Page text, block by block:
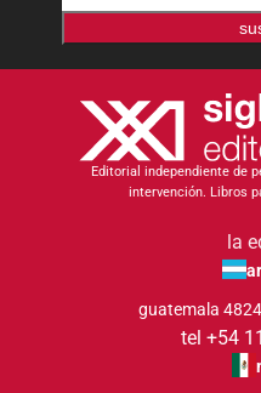
Editorial independiente de
intervención. Libros
la
guatemala
tel +54